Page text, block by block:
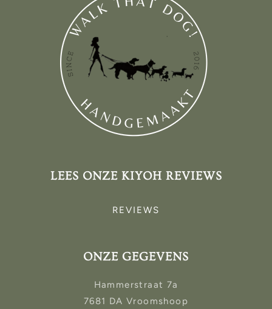
LEES ONZE KIYOH REVIEWS
REVIEWS
ONZE GEGEVENS
Hammerstraat 7a
7681 DA Vroomshoop